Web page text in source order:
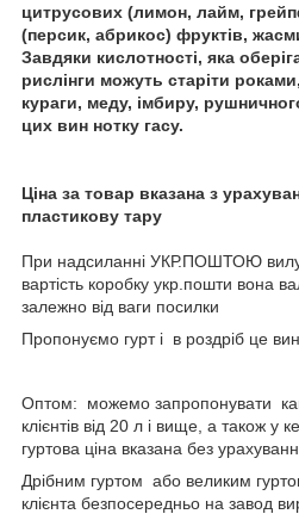
цитрусових (лимон, лайм,
(персик, абрикос) фруктів,
Завдяки кислотності, яка
рислінги можуть старіти
кураги, меду, імбиру,
цих вин нотку гасу.
Ціна за товар вказана з
пластикову тару
При надсиланні УКР.ПОШТОЮ
вартість коробку укр.пошти вона
залежно від ваги посилки
Пропонуємо гурт і в роздріб це
Оптом: можемо запропонувати
клієнтів від 20 л і вище, а також у
гуртова ціна вказана без
Дрібним гуртом або великим
клієнта безпосередньо на завод